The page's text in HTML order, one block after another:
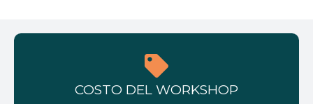
COSTO DEL WORKSHOP